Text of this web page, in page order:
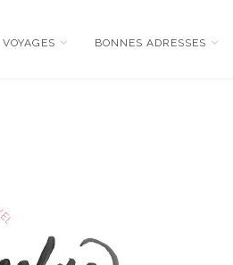
VOYAGES BONNES ADRESSES